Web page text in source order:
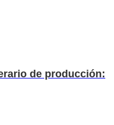
de producción: